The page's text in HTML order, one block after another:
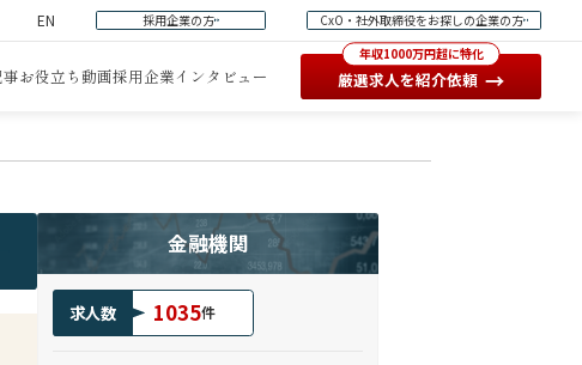
EN 採用企業の方 CxO・社外取締役をお探しの企業の方
お役立ち動画採用企業インタビュー
年収1000万円超に特化
厳選求人を紹介依頼 →
金融機関
求人数 1035件